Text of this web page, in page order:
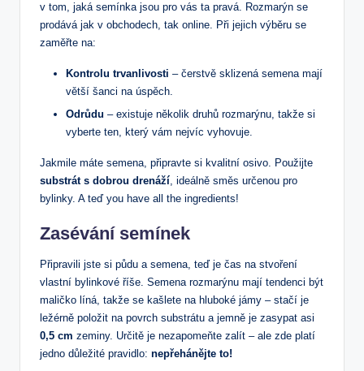
v tom, jaká semínka jsou pro vás ta pravá. Rozmarýn se
prodává jak v obchodech, tak online. Při jejich výběru se
zaměřte na:
Kontrolu trvanlivosti – čerstvě sklizená semena mají
větší šanci na úspěch.
Odrůdu – existuje několik druhů rozmarýnu, takže si
vyberte ten, který vám nejvíc vyhovuje.
Jakmile máte semena, připravte si kvalitní osivo. Použijte
substrát s dobrou drenáží , ideálně směs určenou pro
bylinky. A teď you have all the ingredients!
Zasévání semínek
Připravili jste si půdu a semena, teď je čas na stvoření
vlastní bylinkové říše. Semena rozmarýnu mají tendenci být
maličko líná, takže se kašlete na hluboké jámy – stačí je
ležérně položit na povrch substrátu a jemně je zasypat asi
0,5 cm zeminy. Určitě je nezapomeňte zalít – ale zde platí
jedno důležité pravidlo: nepřehánějte to!